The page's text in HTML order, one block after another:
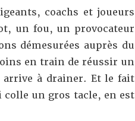
coachs et joueurs
un fou, un provocateur
démesurées auprès du
en train de réussir un
arrive à drainer. Et le fait
un gros tacle, en est